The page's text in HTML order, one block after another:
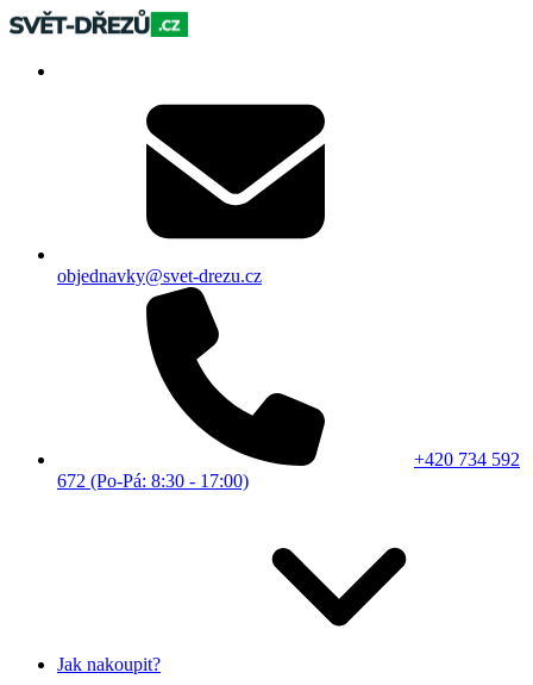
objednavky@svet-drezu.cz
+420 734 592
672 (Po-Pá: 8:30 - 17:00)
Jak nakoupit?